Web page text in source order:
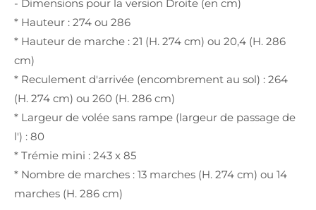
- Dimensions pour la version Droite (en cm)
* Hauteur : 274 ou 286
* Hauteur de marche : 21 (H. 274 cm) ou 20,4 (H. 286
cm)
* Reculement d'arrivée (encombrement au sol) : 264
(H. 274 cm) ou 260 (H. 286 cm)
* Largeur de volée sans rampe (largeur de passage de
l') : 80
* Trémie mini : 243 x 85
* Nombre de marches : 13 marches (H. 274 cm) ou 14
marches (H. 286 cm)